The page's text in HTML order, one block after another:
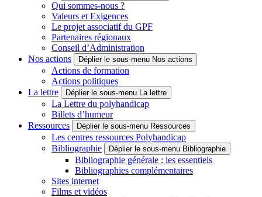
Qui sommes-nous ?
Valeurs et Exigences
Le projet associatif du GPF
Partenaires régionaux
Conseil d’Administration
Nos actions
Déplier le sous-menu Nos actions
Actions de formation
Actions politiques
La lettre
Déplier le sous-menu La lettre
La Lettre du polyhandicap
Billets d’humeur
Ressources
Déplier le sous-menu Ressources
Les centres ressources Polyhandicap
Bibliographie
Déplier le sous-menu Bibliographie
Bibliographie générale : les essentiels
Bibliographies complémentaires
Sites internet
Films et vidéos